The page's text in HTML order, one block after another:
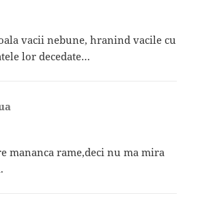
vacii nebune, hranind vacile cu
lor decedate…
mananca rame,deci nu ma mira